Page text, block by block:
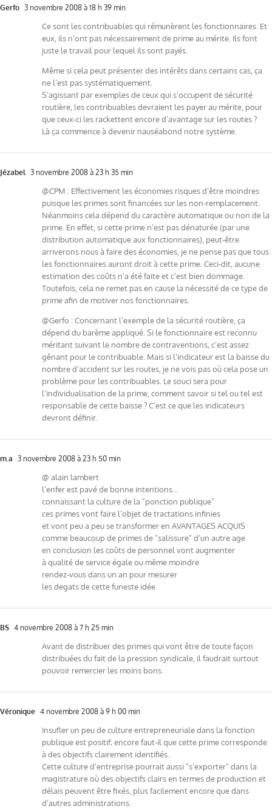
Gerfo 3 novembre 2008 à 18 h 39 min
Ce sont les contribuables qui rémunèrent les fonctionnaires. Et
eux, ils n’ont pas nécessairement de prime au mérite. Ils font
juste le travail pour lequel ils sont payés.
Même si cela peut présenter des intérêts dans certains cas, ça
ne l’est pas systématiquement.
S’agissant par exemples de ceux qui s’occupent de sécurité
routière, les contribuables devraient les payer au mérite, pour
que ceux-ci les rackettent encore d’avantage sur les routes ?
Là ça commence à devenir nauséabond notre système.
Jézabel 3 novembre 2008 à 23 h 35 min
@CPM : Effectivement les économies risques d’être moindres
puisque les primes sont financées sur les non-remplacement.
Néanmoins cela dépend du caractère automatique ou non de la
prime. En effet, si cette prime n’est pas dénaturée (par une
distribution automatique aux fonctionnaires), peut-être
arriverons nous à faire des économies, je ne pense pas que tous
les fonctionnaires auront droit à cette prime. Ceci-dit, aucune
estimation des coûts n’a été faite et c’est bien dommage.
Toutefois, cela ne remet pas en cause la nécessité de ce type de
prime afin de motiver nos fonctionnaires.
@Gerfo : Concernant l’exemple de la sécurité routière, ça
dépend du barème appliqué. Si le fonctionnaire est reconnu
méritant suivant le nombre de contraventions, c’est assez
gênant pour le contribuable. Mais si l’indicateur est la baisse du
nombre d’accident sur les routes, je ne vois pas où cela pose un
problème pour les contribuables. Le souci sera pour
l’individualisation de la prime, comment savoir si tel ou tel est
responsable de cette baisse ? C’est ce que les indicateurs
devront définir.
m.a 3 novembre 2008 à 23 h 50 min
@ alain lambert
l’enfer est pavé de bonne intentions…
connaissant la culture de la "ponction publique"
ces primes vont faire l’objet de tractations infinies
et vont peu a peu se transformer en AVANTAGES ACQUIS
comme beaucoup de primes de "salissure" d’un autre age
en conclusion les coûts de personnel vont augmenter
à qualité de service égale ou même moindre
rendez-vous dans un an pour mesurer
les degats de cette funeste idée
BS 4 novembre 2008 à 7 h 25 min
Avant de distribuer des primes qui vont être de toute façon
distribuées du fait de la pression syndicale, il faudrait surtout
pouvoir remercier les moins bons.
Véronique 4 novembre 2008 à 9 h 00 min
Insufler un peu de culture entrepreneuriale dans la fonction
publique est positif; encore faut-il que cette prime corresponde
à des objectifs clairement identifiés.
Cette culture d’entreprise pourrait aussi "s’exporter" dans la
magistrature où des objectifs clairs en termes de production et
délais peuvent être fixés, plus facilement encore que dans
d’autres administrations.